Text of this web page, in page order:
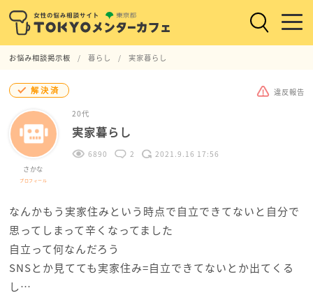
お悩み相談掲示板 暮らし 実家暮らし
解決済 違反報告
さかな
プロフィール
20代
実家暮らし
6890 2 2021.9.16 17:56
なんかもう実家住みという時点で自立できてないと自分で
思ってしまって辛くなってました
自立って何なんだろう
SNSとか見てても実家住み=自立できてないとか出てくる
し…